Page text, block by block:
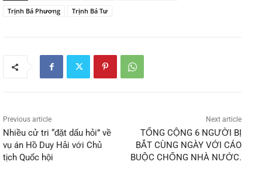
Trịnh Bá Phương
Trịnh Bá Tư
Previous article
Nhiều cử tri “đặt dấu hỏi” về
vụ án Hồ Duy Hải với Chủ
tịch Quốc hội
Next article
TỔNG CỘNG 6 NGƯỜI BỊ
BẮT CÙNG NGÀY VỚI CÁO
BUỘC CHỐNG NHÀ NƯỚC.